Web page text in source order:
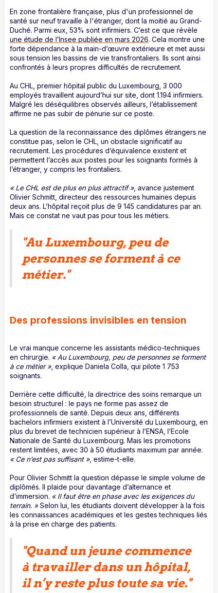
En zone frontalière française, plus d'un professionnel de
santé sur neuf travaille à l'étranger, dont la moitié au Grand-
Duché. Parmi eux, 53% sont infirmiers. C’est ce que révèle
une étude de l’Insee publiée en mars 2026. Cela montre une
forte dépendance à la main-d’œuvre extérieure et met aussi
sous tension les bassins de vie transfrontaliers. Ils sont ainsi
confrontés à leurs propres difficultés de recrutement.
Au CHL, premier hôpital public du Luxembourg, 3 000
employés travaillent aujourd’hui sur site, dont 1.194 infirmiers.
Malgré les déséquilibres observés ailleurs, l’établissement
affirme ne pas subir de pénurie sur ce poste.
La question de la reconnaissance des diplômes étrangers ne
constitue pas, selon le CHL, un obstacle significatif au
recrutement. Les procédures d’équivalence existent et
permettent l’accès aux postes pour les soignants formés à
l’étranger, y compris les frontaliers.
« Le CHL est de plus en plus attractif », avance justement
Olivier Schmitt, directeur des ressources humaines depuis
deux ans. L’hôpital reçoit plus de 9 145 candidatures par an.
Mais ce constat ne vaut pas pour tous les métiers.
"Au Luxembourg, peu de
personnes se forment à ce
métier."
Des professions invisibles en tension
Le vrai manque concerne les assistants médico-techniques
en chirurgie. « Au Luxembourg, peu de personnes se forment
à ce métier », explique Daniela Colla, qui pilote 1 753
soignants.
Derrière cette difficulté, la directrice des soins remarque un
besoin structurel : le pays ne forme pas assez de
professionnels de santé. Depuis deux ans, différents
bachelors infirmiers existent à l’Université du Luxembourg, en
plus du brevet de technicien supérieur à l’ENSA, l’Ecole
Nationale de Santé du Luxembourg. Mais les promotions
restent limitées, avec 30 à 50 étudiants maximum par année.
« Ce n’est pas suffisant », estime-t-elle.
Pour Olivier Schmitt la question dépasse le simple volume de
diplômés. Il plaide pour davantage d’alternance et
d’immersion. « Il faut être en phase avec les exigences du
terrain. »Selon lui, les étudiants doivent développer à la fois
les connaissances académiques et les gestes techniques liés
à la prise en charge des patients.
"Quand un jeune commence
à travailler dans un hôpital,
il n’y reste plus toute sa vie."